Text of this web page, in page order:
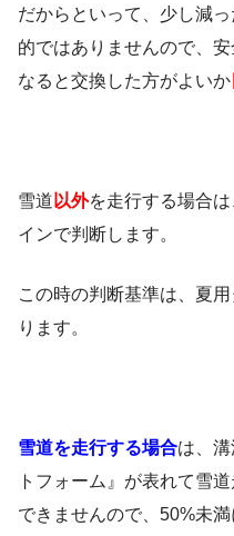
だからといって、少し減
的ではありませんので、
なると交換した方がよいか
雪道 以外を走行する場合は
インで判断します。
この時の判断基準は、夏
ります。
雪道を走行する場合は、
トフォーム』が表れて雪
できませんので、50%未